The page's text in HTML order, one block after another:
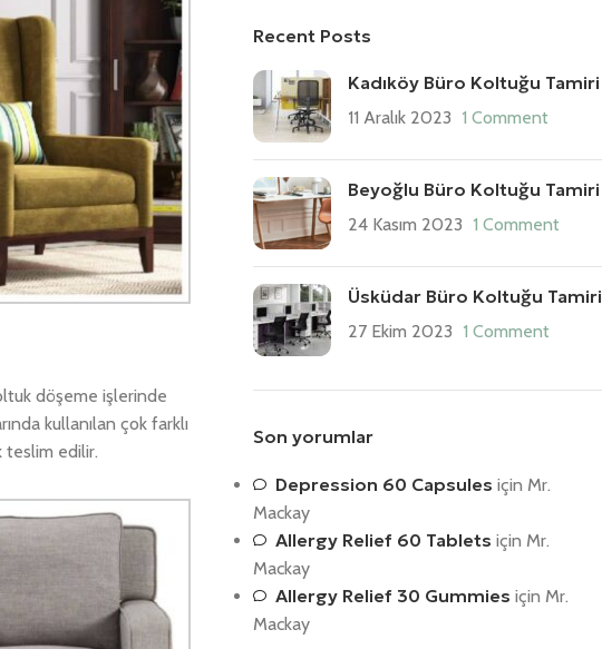
döşeme işlerinde
kullanılan çok farklı
teslim edilir.
Recent Posts
Kadıköy Büro Koltuğu Tamiri
11 Aralık 2023 1 Comment
Beyoğlu Büro Koltuğu Tamiri
24 Kasım 2023 1 Comment
Üsküdar Büro Koltuğu Tamiri
27 Ekim 2023 1 Comment
Son yorumlar
Depression 60 Capsules için Mr.
Mackay
Allergy Relief 60 Tablets için Mr.
Mackay
Allergy Relief 30 Gummies için Mr.
Mackay